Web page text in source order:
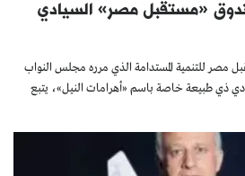
«مستقبل مصر» السيادي
مصر للتنمية المستدامة الذي مرره مجلس النواب
ذي طبيعة خاصة باسم «أهرامات النيل»، يتبع